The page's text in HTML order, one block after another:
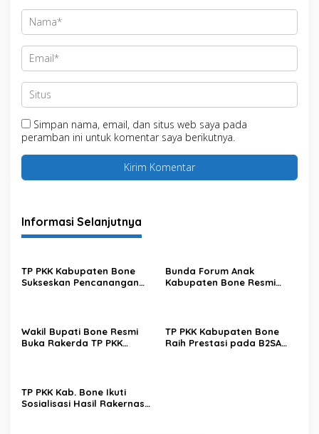
Simpan nama, email, dan situs web saya pada
peramban ini untuk komentar saya berikutnya.
Informasi Selanjutnya
TP PKK Kabupaten Bone
Sukseskan Pencanangan
Bunda Forum Anak
Kabupaten Bone Resmi
2028
Wakil Bupati Bone Resmi
Buka Rakerda TP PKK
TP PKK Kabupaten Bone
Raih Prestasi pada B2SA
TP PKK Kab. Bone Ikuti
Sosialisasi Hasil Rakernas